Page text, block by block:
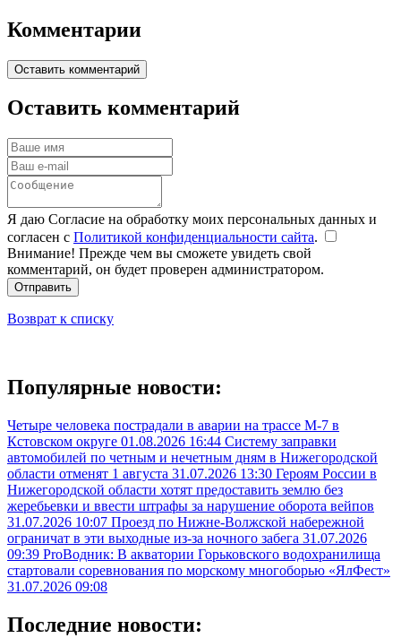
Комментарии
Оставить комментарий
Оставить комментарий
Я даю Согласие на обработку моих персональных данных и
согласен с Политикой конфиденциальности сайта.
Внимание! Прежде чем вы сможете увидеть свой
комментарий, он будет проверен администратором.
Отправить
Возврат к списку
Популярные новости:
Четыре человека пострадали в аварии на трассе М-7 в
Кстовском округе 01.08.2026 16:44 Систему заправки
автомобилей по четным и нечетным дням в Нижегородской
области отменят 1 августа 31.07.2026 13:30 Героям России в
Нижегородской области хотят предоставить землю без
жеребьевки и ввести штрафы за нарушение оборота вейпов
31.07.2026 10:07 Проезд по Нижне-Волжской набережной
ограничат в эти выходные из-за ночного забега 31.07.2026
09:39 ProВодник: В акватории Горьковского водохранилища
стартовали соревнования по морскому многоборью «ЯлФест»
31.07.2026 09:08
Последние новости: